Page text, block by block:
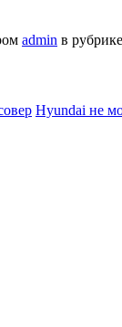
admin в рубрике
Hyundai не